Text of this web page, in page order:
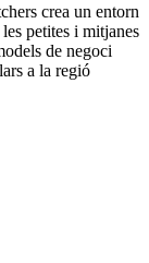
crea un entorn
petites i mitjanes
de negoci
a la regió